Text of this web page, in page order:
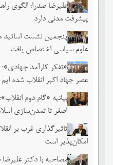
علیرضا صدرا: الگوی
پیشرفت مدنی دارد
پنجمین نشست اساتید
علوم سیاسی اختصاص یافت
«تفکر کارآمد جهادی»؛
عصر جهاد اکبر انقلاب شده ایم
بیانیه «گام دوم
اصغر تا تمدن‌سازی
تاثیرگذاری غرب بر
امکان‌پذیر است
مصاحبه با دکتر